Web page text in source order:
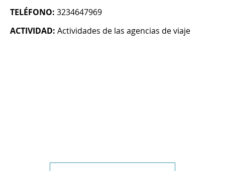
TELÉFONO: 3234647969
ACTIVIDAD: Actividades de las agencias de viaje